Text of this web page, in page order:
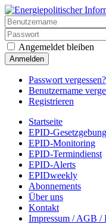
Angemeldet bleiben
Anmelden
Passwort vergessen?
Benutzername
Registrieren
Startseite
EPID-Gesetzgebung
EPID-Monitoring
EPID-Termindienst
EPID-Alerts
EPIDweekly
Abonnements
Über uns
Kontakt
Impressum / AGB /